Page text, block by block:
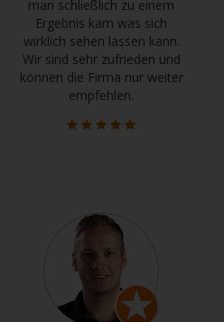
man schließlich zu einem
Ergebnis kam was sich
wirklich sehen lassen kann.
Wir sind sehr zufrieden und
können die Firma nur weiter
empfehlen.